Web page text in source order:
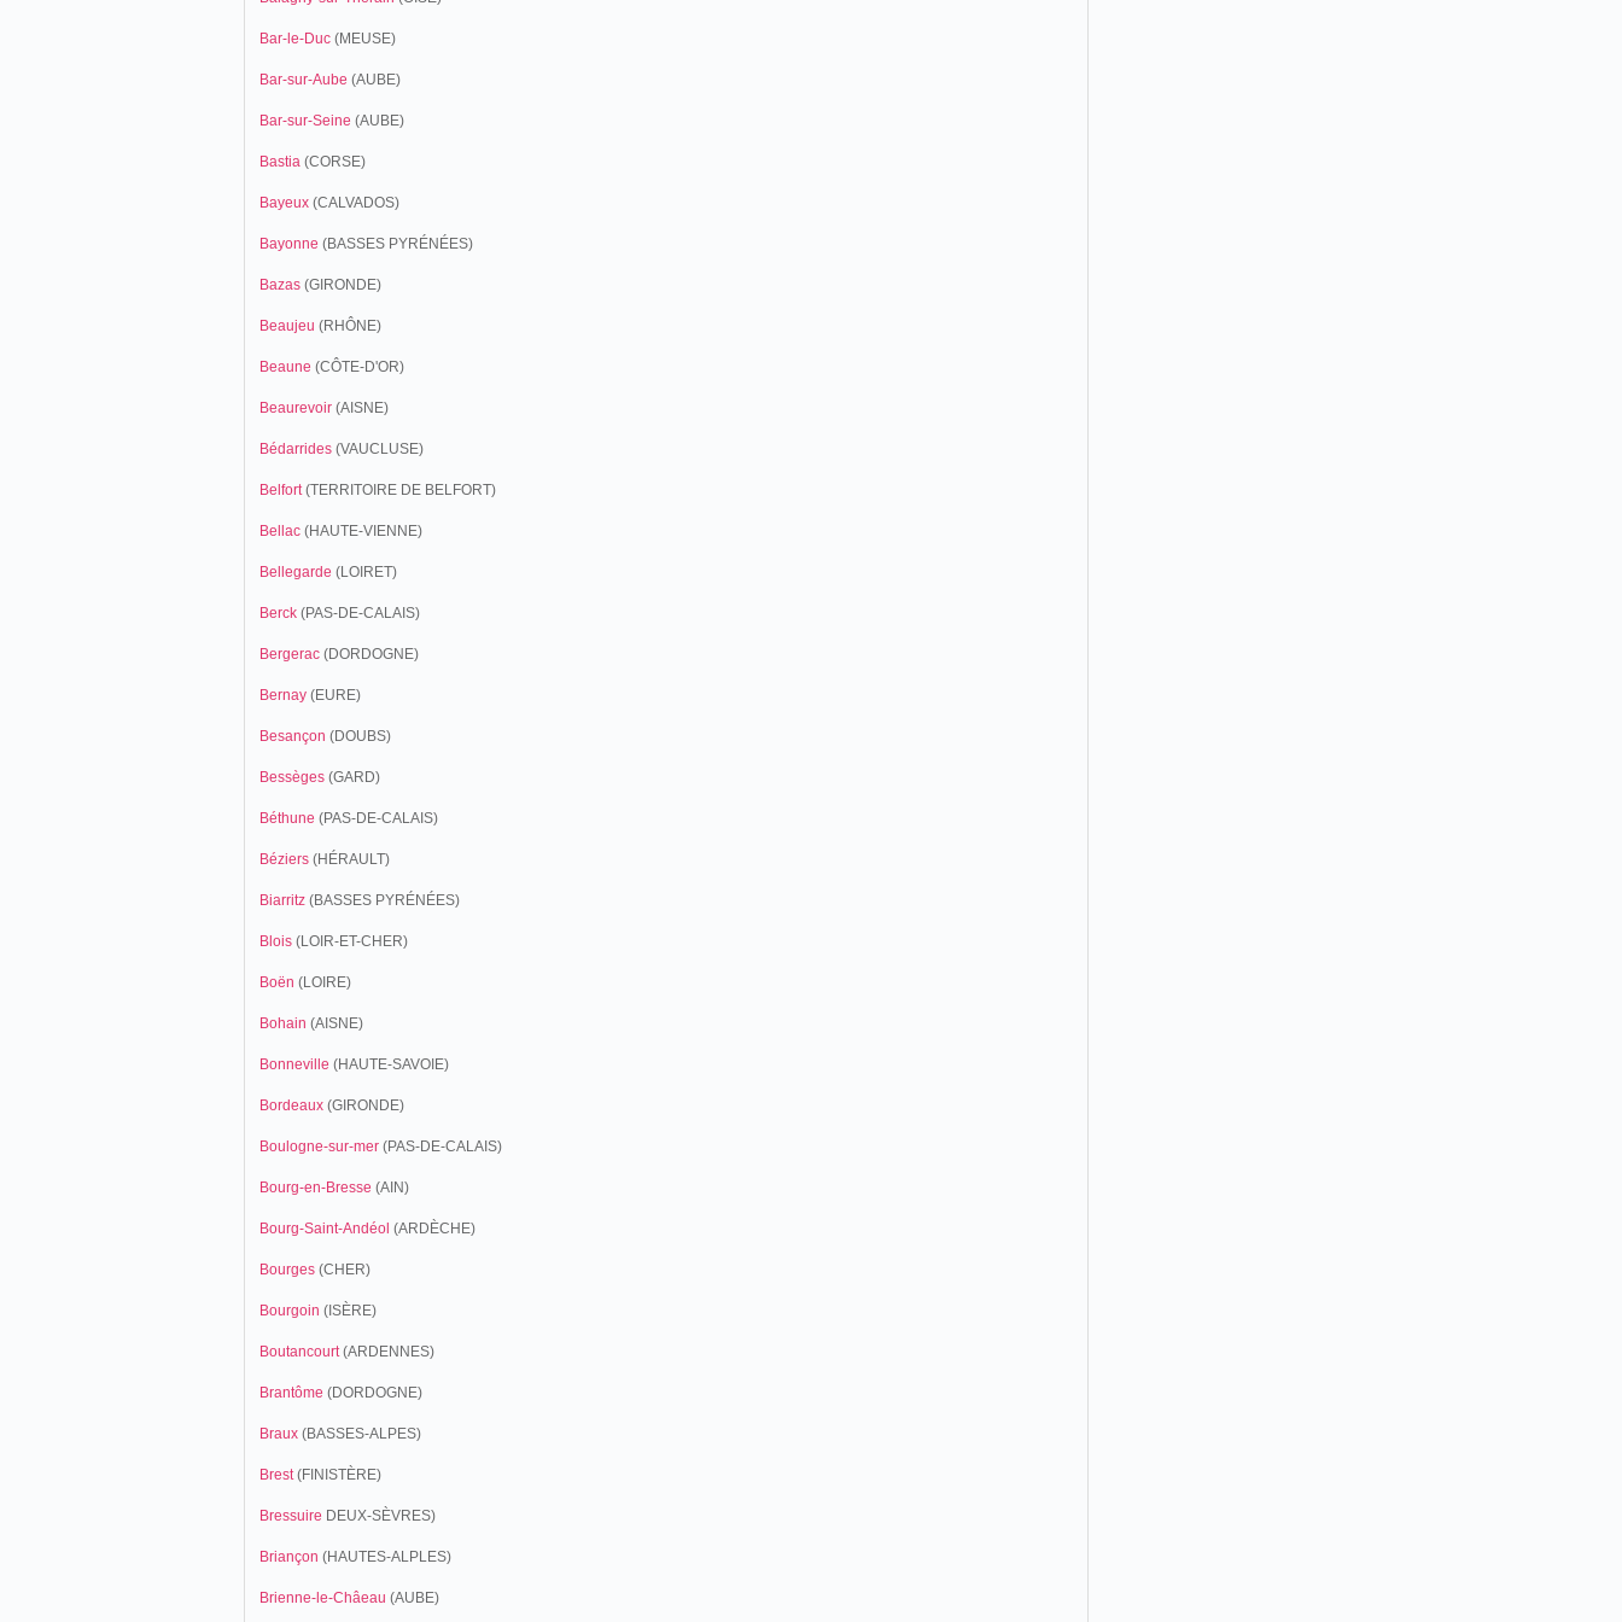
Bar-le-Duc (MEUSE)
Bar-sur-Aube (AUBE)
Bar-sur-Seine (AUBE)
Bastia (CORSE)
Bayeux (CALVADOS)
Bayonne (BASSES PYRÉNÉES)
Bazas (GIRONDE)
Beaujeu (RHÔNE)
Beaune (CÔTE-D'OR)
Beaurevoir (AISNE)
Bédarrides (VAUCLUSE)
Belfort(TERRITOIRE DE BELFORT)
Bellac (HAUTE-VIENNE)
Bellegarde (LOIRET)
Berck (PAS-DE-CALAIS)
Bergerac (DORDOGNE)
Bernay (EURE)
Besançon (DOUBS)
Bessèges (GARD)
Béthune (PAS-DE-CALAIS)
Béziers (HÉRAULT)
Biarritz (BASSES PYRÉNÉES)
Blois (LOIR-ET-CHER)
Boën (LOIRE)
Bohain (AISNE)
Bonneville (HAUTE-SAVOIE)
Bordeaux (GIRONDE)
Boulogne-sur-mer (PAS-DE-CALAIS)
Bourg-en-Bresse (AIN)
Bourg-Saint-Andéol (ARDÈCHE)
Bourges (CHER)
Bourgoin (ISÈRE)
Boutancourt(ARDENNES)
Brantôme (DORDOGNE)
Braux (BASSES-ALPES)
Brest(FINISTÈRE)
Bressuire DEUX-SÈVRES)
Briançon (HAUTES-ALPLES)
Brienne-le-Châeau (AUBE)